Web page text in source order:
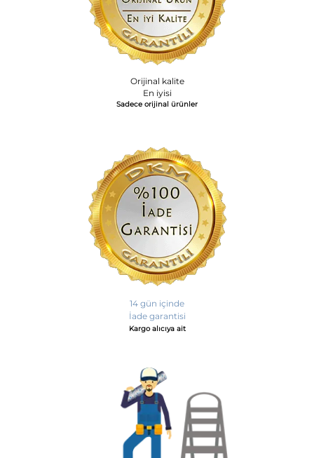
Orijinal kalite
En iyisi
Sadece orijinal ürünler
14 gün içinde
İade garantisi
Kargo alıcıya ait